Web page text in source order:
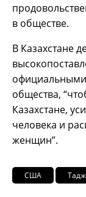
в обществе.
В Казахстане
общества,
Казахстане,
человека и
женщин”.
США